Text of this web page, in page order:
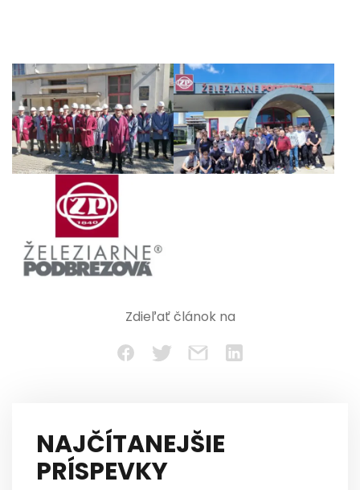
Zdieľať článok na
NAJČÍTANEJŠIE
PRÍSPEVKY